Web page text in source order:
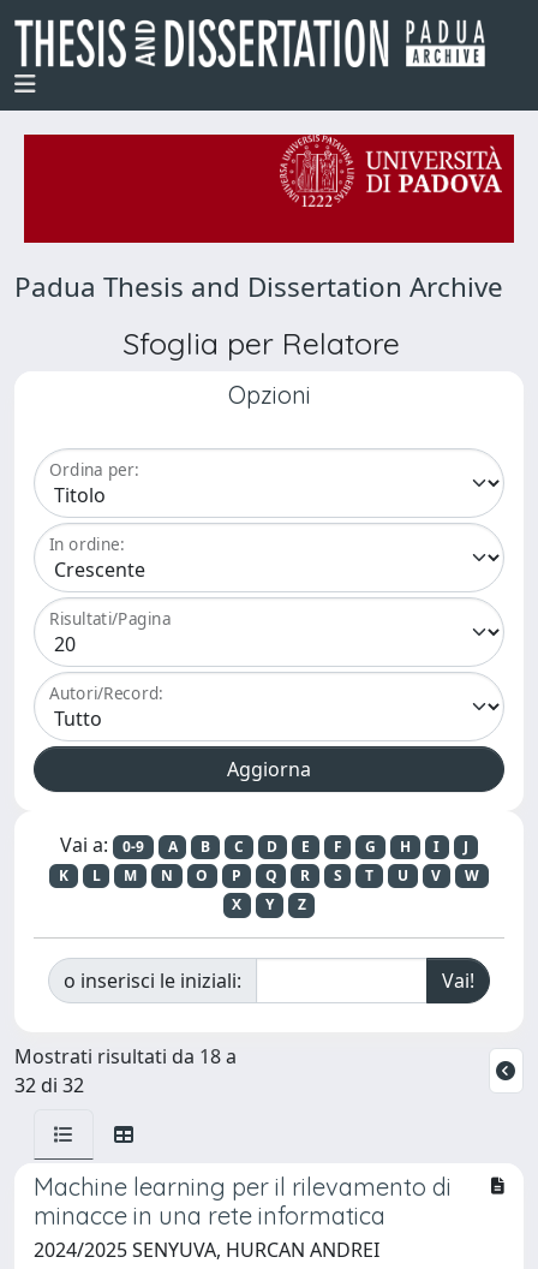
Padua Thesis and Dissertation Archive
Sfoglia per Relatore
Opzioni
Ordina per:
In ordine:
Risultati/Pagina
Autori/Record:
Vai a: 0-9 A B C D E F G H I
J
K
L M N O P Q R S T U V
W
X
Y Z
o inserisci le iniziali:
Mostrati risultati da 18 a
32 di 32
Machine learning per il rilevamento di
minacce in una rete informatica
2024/2025 SENYUVA, HURCAN ANDREI